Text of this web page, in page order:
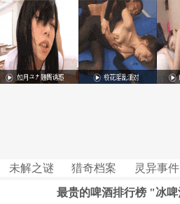
未解之谜 猎奇档案 灵异事件
最贵的啤酒排行榜 "冰